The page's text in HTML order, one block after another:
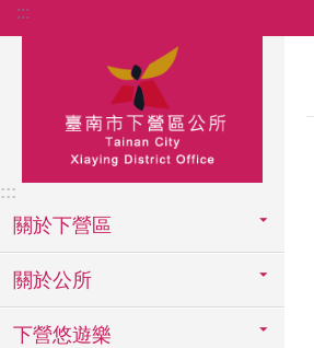
跳到主要內容區塊
:::
:::
關於下營區
關於公所
下營悠遊樂